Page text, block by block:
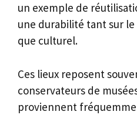
un exemple de
une durabilité tant sur
que culturel.
Ces lieux reposent
conservateurs de
proviennent